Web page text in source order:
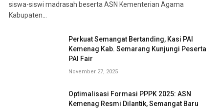
siswa-siswi madrasah beserta ASN Kementerian Agama
Kabupaten…
Perkuat Semangat Bertanding, Kasi PAI
Kemenag Kab. Semarang Kunjungi Peserta
PAI Fair
November 27, 2025
Optimalisasi Formasi PPPK 2025: ASN
Kemenag Resmi Dilantik, Semangat Baru